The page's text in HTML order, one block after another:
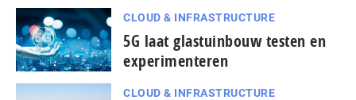
CLOUD & INFRASTRUCTURE
5G laat glastuinbouw testen en
experimenteren
CLOUD & INFRASTRUCTURE